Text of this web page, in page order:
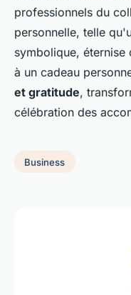
professionnels du
personnelle, telle
symbolique, éternise
à un cadeau
et gratitude,
célébration des
Business